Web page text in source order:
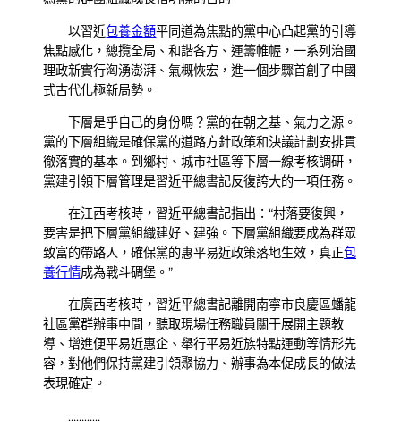
以習近包養金額平同道為焦點的黨中心凸起黨的引導
焦點感化，總攬全局、和諧各方、運籌帷幄，一系列治國
理政新實行洶湧澎湃、氣概恢宏，進一個步驟首創了中國
式古代化極新局勢。
下層是乎自己的身份嗎？黨的在朝之基、氣力之源。
黨的下層組織是確保黨的道路方針政策和決議計劃安排貫
徹落實的基本。到鄉村、城市社區等下層一線考核調研，
黨建引領下層管理是習近平總書記反復誇大的一項任務。
在江西考核時，習近平總書記指出：“村落要復興，
要害是把下層黨組織建好、建強。下層黨組織要成為群眾
致富的帶路人，確保黨的惠平易近政策落地生效，真正包
養行情成為戰斗碉堡。”
在廣西考核時，習近平總書記離開南寧市良慶區蟠龍
社區黨群辦事中間，聽取現場任務職員關于展開主題教
導、增進便平易近惠企、舉行平易近族特點運動等情形先
容，對他們保持黨建引領聚協力、辦事為本促成長的做法
表現確定。
…………